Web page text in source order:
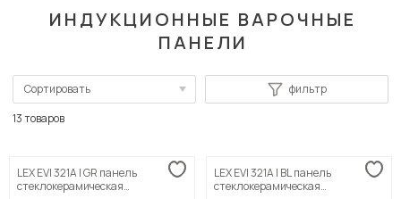
ИНДУКЦИОННЫЕ ВАРОЧНЫЕ
ПАНЕЛИ
Сортировать
Сначала дорогие
фильтр
13 товаров
LEX EVI 321A I GR панель
стеклокерамическая
LEX EVI 321A I BL панель
стеклокерамическая